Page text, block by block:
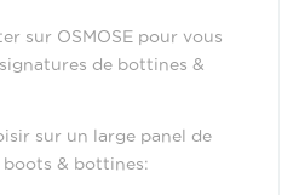
sur OSMOSE pour vous
de bottines &
sur un large panel de
& bottines: